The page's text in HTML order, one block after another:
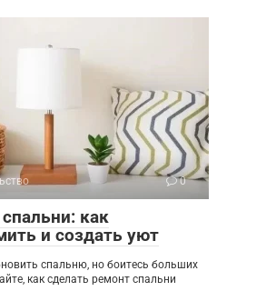
0
как
и создать уют
спальню, но боитесь больших
как сделать ремонт спальни